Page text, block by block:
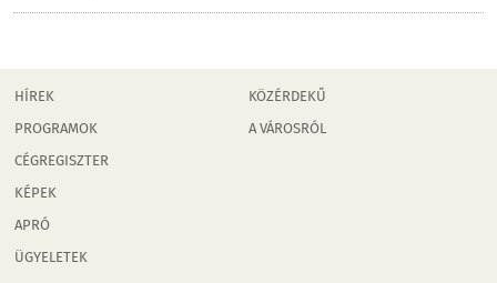
HÍREK
PROGRAMOK
CÉGREGISZTER
KÉPEK
APRÓ
ÜGYELETEK
KÖZÉRDEKŰ
A VÁROSRÓL